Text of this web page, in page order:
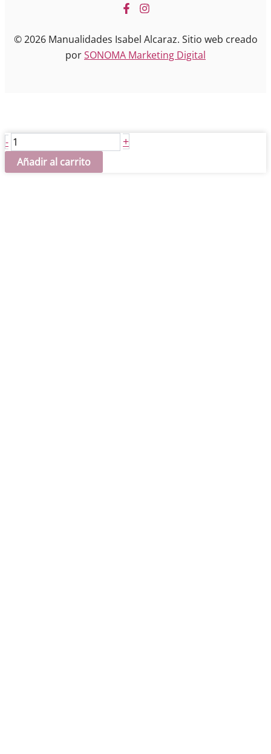
© 2026 Manualidades Isabel Alcaraz. Sitio web creado
porSONOMA Marketing Digital
- Marco
Ovalado
25x25
+
Añadir al carrito